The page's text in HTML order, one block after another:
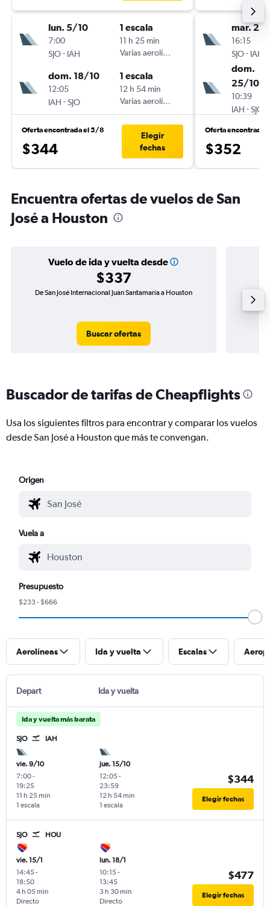
lun. 5/10
7:00
SJO- IAH
1 escala
11 h 25 min
Varias aerolíneas
dom. 18/10
12:05
IAH -SJO
1 escala
12 h 54 min
Varias aerolíneas
Oferta encontrada el 5/8
$344
Elegir
fechas
mar.
16:15
SJO- IAH
dom.
25/10
10:39
IAH -SJO
Oferta encontrada
$352
Encuentra ofertas de vuelos de San
José a Houston
Vuelo de ida y vuelta desde
$337
De San José Internacional Juan Santamaría a Houston
Buscar ofertas
Buscador de tarifas de Cheapflights
Usa los siguientes filtros para encontrar y comparar los vuelos
desde San José a Houston que más te convengan.
Origen
Vuela a
Presupuesto
$233 - $666
Aerolíneas Ida y vuelta Escalas
Depart Ida y vuelta
Ida y vuelta más barata
SJO IAH
vie. 9/10
7:00-
19:25
1 escala
11 h 25 min
jue. 15/10
12:05-
23:59
1 escala
12 h 54 min
$344
Elegir fechas
SJO HOU
vie. 15/1
14:45-
18:50
Directo
4 h 05 min
lun. 18/1
10:15-
13:45
Directo
3 h 30 min
$477
Elegir fechas